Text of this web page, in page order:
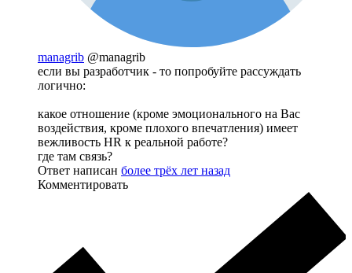
managrib @managrib
если вы разработчик - то попробуйте рассуждать
логично:
какое отношение (кроме эмоционального на Вас
воздействия, кроме плохого впечатления) имеет
вежливость HR к реальной работе?
где там связь?
Ответ написан более трёх лет назад
Комментировать